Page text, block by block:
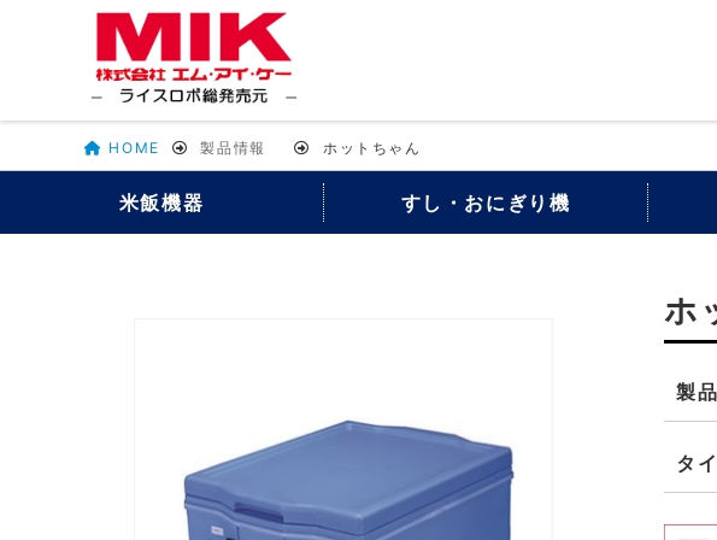
HOME 製品情報 ホットちゃん
米飯機器 すし・おにぎり機
ホ
製
タ